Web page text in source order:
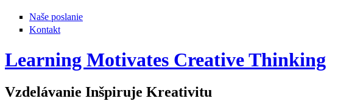
Naše poslanie
Kontakt
Learning Motivates Creative Thinking
Vzdelávanie Inšpiruje Kreativitu